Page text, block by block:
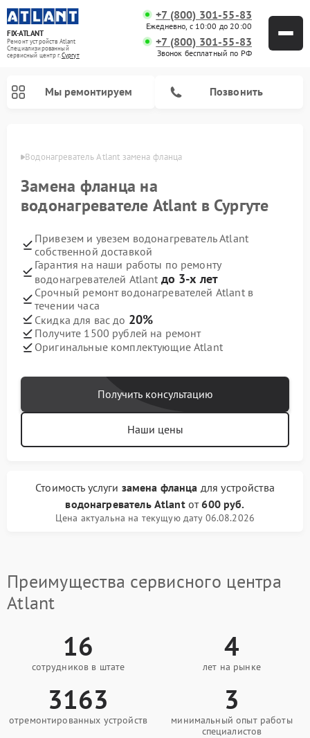
FIX-ATLANT
Ремонт устройств Atlant
Специализированный
cервисный центр г.Сургут
+7 (800) 301-55-83
Ежедневно, с 10:00 до 20:00
+7 (800) 301-55-83
Звонок бесплатный по РФ
Мы ремонтируем Позвонить
Водонагреватель Atlant замена фланца
Замена фланца на
водонагревателе Atlant в Сургуте
Привезем и увезем водонагреватель Atlant
собственной доставкой
Гарантия на наши работы по ремонту
водонагревателей Atlant до 3-х лет
Срочный ремонт водонагревателей Atlant в
течении часа
Скидка для вас до 20%
Получите 1500 рублей на ремонт
Оригинальные комплектующие Atlant
Получить консультацию
Наши цены
Стоимость услуги замена фланца для устройства
водонагреватель Atlantот600 руб.
Цена актуальна на текущую дату 06.08.2026
Преимущества сервисного центра
Atlant
16
сотрудников в штате
4
лет на рынке
3163
отремонтированных устройств
3
минимальный опыт работы
специалистов